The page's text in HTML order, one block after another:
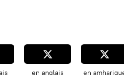
en anglais en